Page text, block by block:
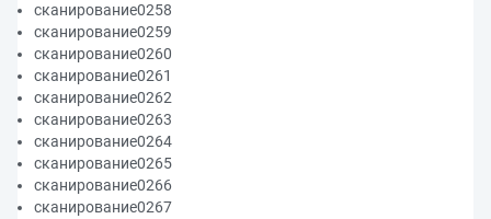
сканирование0258
сканирование0259
сканирование0260
сканирование0261
сканирование0262
сканирование0263
сканирование0264
сканирование0265
сканирование0266
сканирование0267